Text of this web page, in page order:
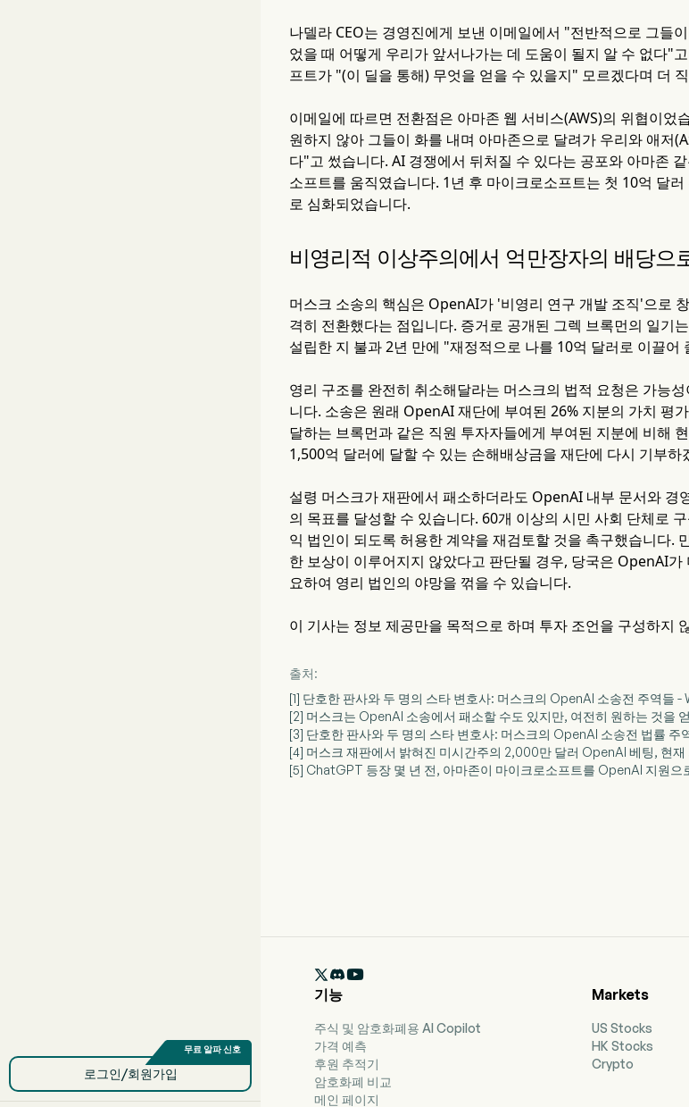
로그인/회원가입
나델라 CEO는 경영진에게 보낸 이메일에서 "전반적으로 그들
었을 때 어떻게 우리가 앞서나가는 데 도움이 될지 알 수 없다"
프트가 "(이 딜을 통해) 무엇을 얻을 수 있을지" 모르겠다며 더
이메일에 따르면 전환점은 아마존 웹 서비스(AWS)의 위협이
원하지 않아 그들이 화를 내며 아마존으로 달려가 우리와 애저
다"고 썼습니다. AI 경쟁에서 뒤처질 수 있다는 공포와 아마존
소프트를 움직였습니다. 1년 후 마이크로소프트는 첫 10억 달
로 심화되었습니다.
비영리적 이상주의에서 억만장자의 배당으
머스크 소송의 핵심은 OpenAI가 '비영리 연구 개발 조직'으로
격히 전환했다는 점입니다. 증거로 공개된 그렉 브록먼의 일기
설립한 지 불과 2년 만에 "재정적으로 나를 10억 달러로 이끌어
영리 구조를 완전히 취소해달라는 머스크의 법적 요청은 가능
니다. 소송은 원래 OpenAI 재단에 부여된 26% 지분의 가치 평
달하는 브록먼과 같은 직원 투자자들에게 부여된 지분에 비해
1,500억 달러에 달할 수 있는 손해배상금을 재단에 다시 기부하
설령 머스크가 재판에서 패소하더라도 OpenAI 내부 문서와
의 목표를 달성할 수 있습니다. 60개 이상의 시민 사회 단체로
익 법인이 되도록 허용한 계약을 재검토할 것을 촉구했습니다.
한 보상이 이루어지지 않았다고 판단될 경우, 당국은 OpenAI
요하여 영리 법인의 야망을 꺾을 수 있습니다.
이 기사는 정보 제공만을 목적으로 하며 투자 조언을 구성하지
출처:
[1] 단호한 판사와 두 명의 스타 변호사: 머스크의 OpenAI 소송전 주역들 -
[2] 머스크는 OpenAI 소송에서 패소할 수도 있지만, 여전히 원하는 것을
[3] 단호한 판사와 두 명의 스타 변호사: 머스크의 OpenAI 소송전 법률 주
[4] 머스크 재판에서 밝혀진 미시간주의 2,000만 달러 OpenAI 베팅, 현재
[5] ChatGPT 등장 몇 년 전, 아마존이 마이크로소프트를 OpenAI 지원으

기능
주식 및 암호화폐용 AI Copilot
가격 예측
후원 추적기
암호화폐 비교
메인 페이지
Markets
US Stocks
HK Stocks
Crypto